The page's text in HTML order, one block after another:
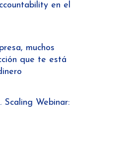
en el
muchos
que te está
Scaling Webinar: